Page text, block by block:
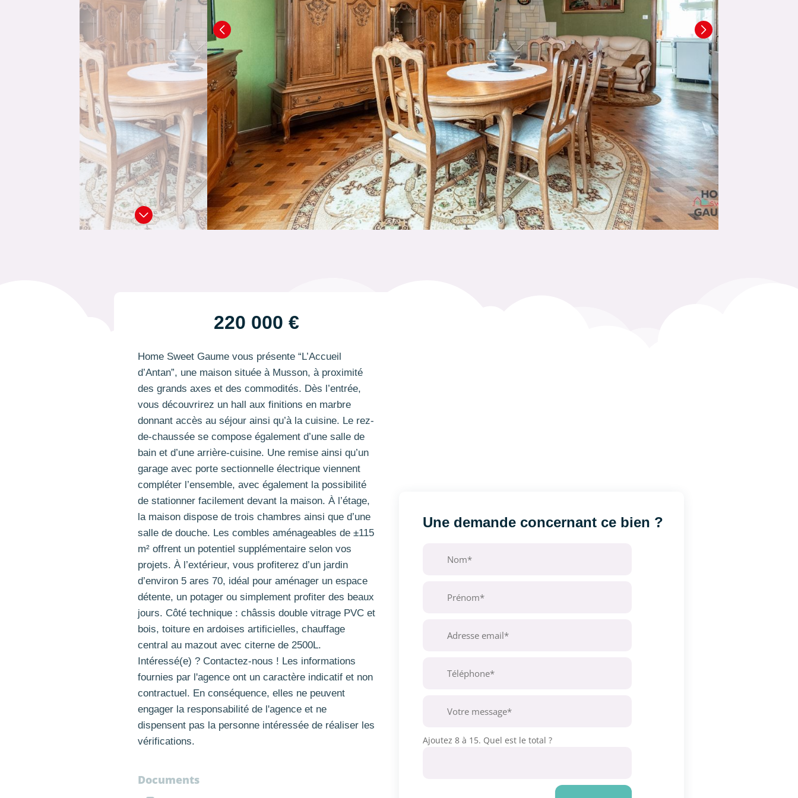
220 000 €
Home Sweet Gaume vous présente “L’Accueil
d’Antan”, une maison située à Musson, à proximité
des grands axes et des commodités. Dès l’entrée,
vous découvrirez un hall aux finitions en marbre
donnant accès au séjour ainsi qu’à la cuisine. Le rez-
de-chaussée se compose également d’une salle de
bain et d’une arrière-cuisine. Une remise ainsi qu’un
garage avec porte sectionnelle électrique viennent
compléter l’ensemble, avec également la possibilité
de stationner facilement devant la maison. À l’étage,
la maison dispose de trois chambres ainsi que d’une
salle de douche. Les combles aménageables de ±115
m² offrent un potentiel supplémentaire selon vos
projets. À l’extérieur, vous profiterez d’un jardin
d’environ 5 ares 70, idéal pour aménager un espace
détente, un potager ou simplement profiter des beaux
jours. Côté technique : châssis double vitrage PVC et
bois, toiture en ardoises artificielles, chauffage
central au mazout avec citerne de 2500L.
Intéressé(e) ? Contactez-nous ! Les informations
fournies par l'agence ont un caractère indicatif et non
contractuel. En conséquence, elles ne peuvent
engager la responsabilité de l'agence et ne
dispensent pas la personne intéressée de réaliser les
vérifications.
Documents
Une demande concernant ce bien ?
Ajoutez 8 à 15. Quel est le total ?